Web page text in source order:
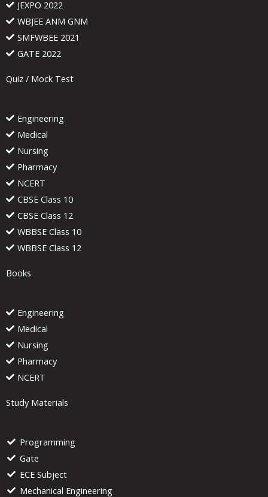
JEXPO 2022
WBJEE ANM GNM
SMFWBEE 2021
GATE 2022
Quiz / Mock Test
Engineering
Medical
Nursing
Pharmacy
NCERT
CBSE Class 10
CBSE Class 12
WBBSE Class 10
WBBSE Class 12
Books
Engineering
Medical
Nursing
Pharmacy
NCERT
Study Materials
Programming
Gate
ECE Subject
Mechanical Engineering